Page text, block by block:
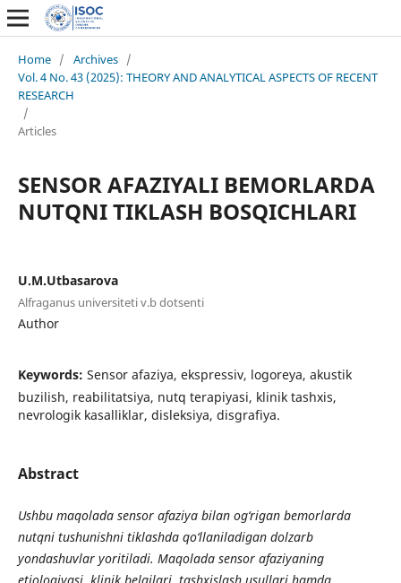
Home / Archives /
Vol. 4 No. 43 (2025): THEORY AND ANALYTICAL ASPECTS OF RECENT
RESEARCH
/
Articles
SENSOR AFAZIYALI BEMORLARDA
NUTQNI TIKLASH BOSQICHLARI
U.M.Utbasarova
Alfraganus universiteti v.b dotsenti
Author
Keywords: Sensor afaziya, ekspressiv, logoreya, akustik
buzilish, reabilitatsiya, nutq terapiyasi, klinik tashxis,
nevrologik kasalliklar, disleksiya, disgrafiya.
Abstract
Ushbu maqolada sensor afaziya bilan og‘rigan bemorlarda
nutqni tushunishni tiklashda qo‘llaniladigan dolzarb
yondashuvlar yoritiladi. Maqolada sensor afaziyaning